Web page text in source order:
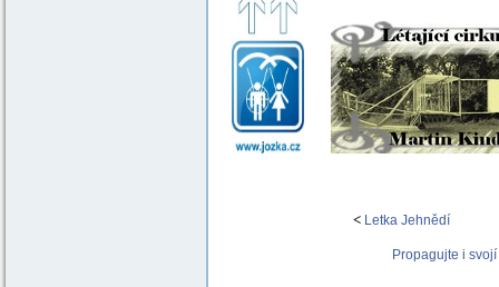
< Letka Jehnědí
Propagujte i